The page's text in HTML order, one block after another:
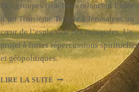
Des groupes israéliens relancent l’idée
d’un Troisième Temple à Jérusalem, au
cœur de l’esplanade des mosquées. Un
projet à fortes répercussions spirituelles
et géopolitiques.
LIRE LA SUITEPRÉPARATIFS
EN